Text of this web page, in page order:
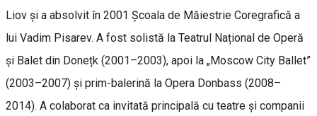
Liov și a absolvit în 2001 Școala de Măiestrie Coregrafică a
lui Vadim Pisarev. A fost solistă la Teatrul Național de Operă
și Balet din Donețk (2001–2003), apoi la „Moscow City Ballet”
(2003–2007) și prim-balerină la Opera Donbass (2008–
2014). A colaborat ca invitată principală cu teatre și companii